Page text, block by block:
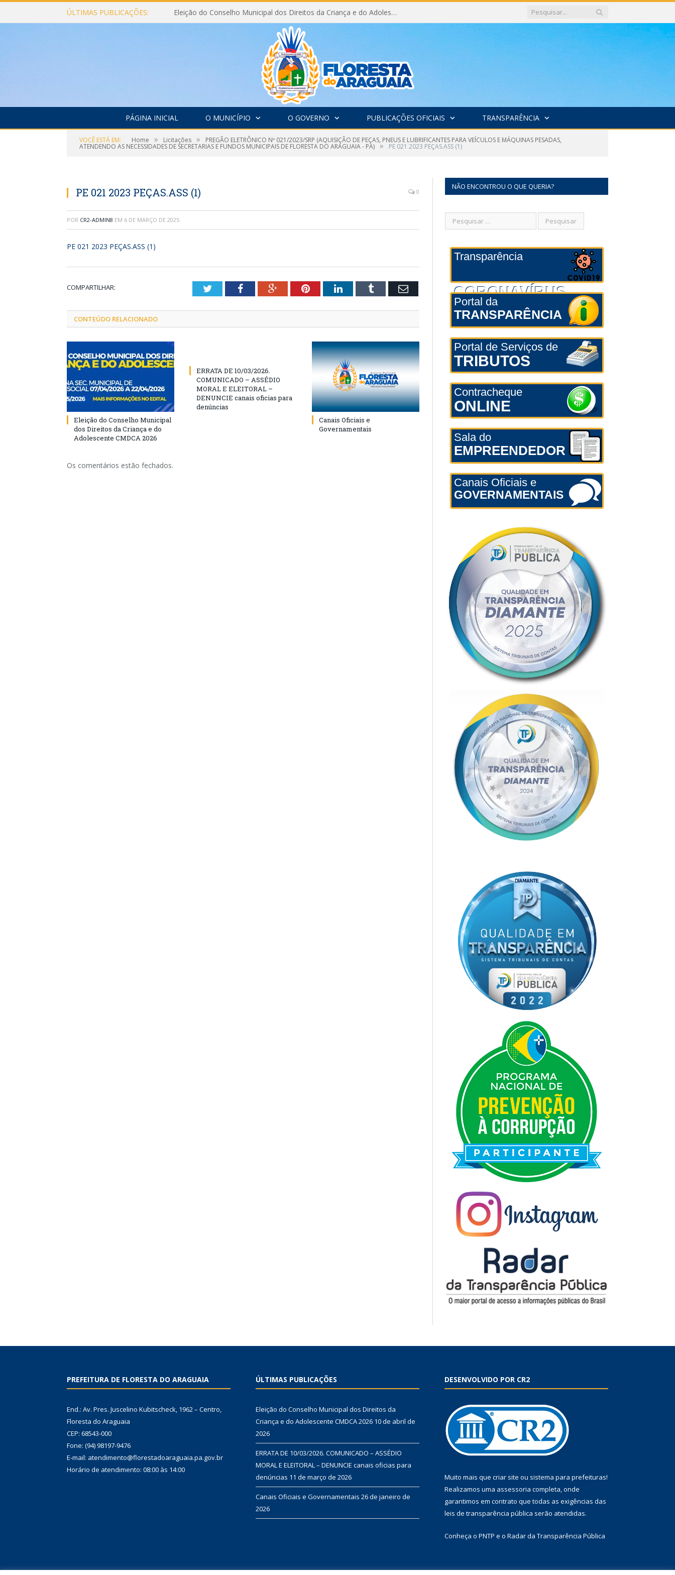
ÚLTIMAS PUBLICAÇÕES: Eleição do Conselho Municipal dos Direitos da Criança e do Adolescente CMDCA 2026
PÁGINA INICIAL O MUNICÍPIO O GOVERNO PUBLICAÇÕES OFICIAIS TRANSPARÊNCIA
VOCÊ ESTÁ EM: Home » Licitações » PREGÃO ELETRÔNICO Nº 021/2023/SRP (AQUISIÇÃO DE PEÇAS, PNEUS E LUBRIFICANTES PARA VEÍCULOS E MÁQUINAS PESADAS,
ATENDENDO AS NECESSIDADES DE SECRETARIAS E FUNDOS MUNICIPAIS DE FLORESTA DO ARAGUAIA - PA) » PE 021 2023 PEÇAS.ASS (1)
PE 021 2023 PEÇAS.ASS (1) 0
POR CR2-ADMIN8 EM 6 DE MARÇO DE 2025
PE 021 2023 PEÇAS.ASS (1)
COMPARTILHAR: TwitterFacebookGoogle+PinterestLinkedInTumblr Email
CONTEÚDO RELACIONADO
Eleição do Conselho Municipal
dos Direitos da Criança e do
Adolescente CMDCA 2026
ERRATA DE 10/03/2026.
COMUNICADO – ASSÉDIO
MORAL E ELEITORAL –
DENUNCIE canais oficias para
denúncias
Canais Oficiais e
Governamentais
Os comentários estão fechados.
NÃO ENCONTROU O QUE QUERIA?
Transparência
CORONAVÍRUS
Portal da
TRANSPARÊNCIA
Portal de Serviços de
TRIBUTOS
Contracheque
ONLINE
Sala do
EMPREENDEDOR
Canais Oficiais e
GOVERNAMENTAIS
PREFEITURA DE FLORESTA DO ARAGUAIA
End.: Av. Pres. Juscelino Kubitscheck, 1962 – Centro,
Floresta do Araguaia
CEP: 68543-000
Fone: (94) 98197-9476
E-mail: atendimento@florestadoaraguaia.pa.gov.br
Horário de atendimento: 08:00 às 14:00
ÚLTIMAS PUBLICAÇÕES
Eleição do Conselho Municipal dos Direitos da
Criança e do Adolescente CMDCA 2026 10 de abril de
2026
ERRATA DE 10/03/2026. COMUNICADO – ASSÉDIO
MORAL E ELEITORAL – DENUNCIE canais oficias para
denúncias 11 de março de 2026
Canais Oficiais e Governamentais 26 de janeiro de
2026
DESENVOLVIDO POR CR2
Muito mais que criar site ou sistema para prefeituras!
Realizamos uma assessoria completa, onde
garantimos em contrato que todas as exigências das
leis de transparência pública serão atendidas.
Conheça o PNTP e o Radar da Transparência Pública